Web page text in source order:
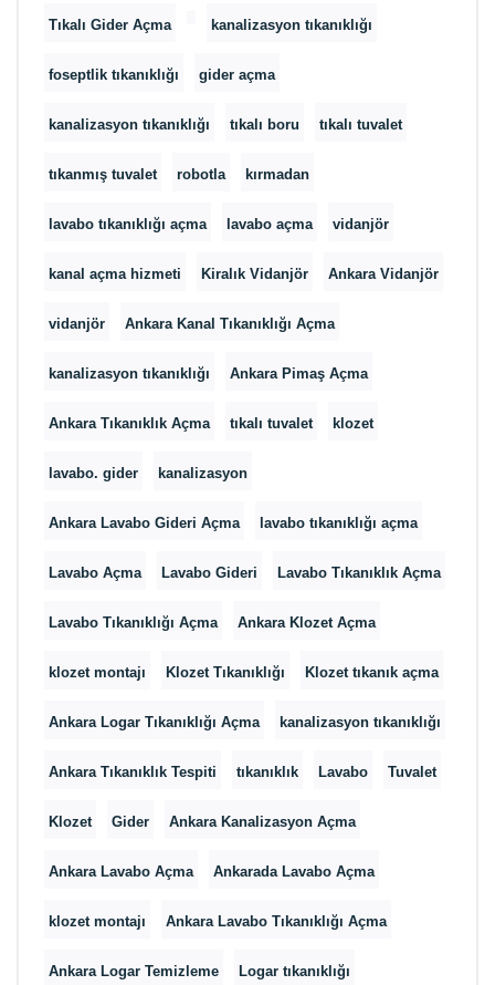
Tıkalı Gider Açma kanalizasyon tıkanıklığı
foseptlik tıkanıklığı gider açma
kanalizasyon tıkanıklığı tıkalı boru tıkalı tuvalet
tıkanmış tuvalet robotla kırmadan
lavabo tıkanıklığı açma lavabo açma vidanjör
kanal açma hizmeti Kiralık Vidanjör Ankara Vidanjör
vidanjör Ankara Kanal Tıkanıklığı Açma
kanalizasyon tıkanıklığı Ankara Pimaş Açma
Ankara Tıkanıklık Açma tıkalı tuvalet klozet
lavabo. gider kanalizasyon
Ankara Lavabo Gideri Açma lavabo tıkanıklığı açma
Lavabo Açma Lavabo Gideri Lavabo Tıkanıklık Açma
Lavabo Tıkanıklığı Açma Ankara Klozet Açma
klozet montajı Klozet Tıkanıklığı Klozet tıkanık açma
Ankara Logar Tıkanıklığı Açma kanalizasyon tıkanıklığı
Ankara Tıkanıklık Tespiti tıkanıklık Lavabo Tuvalet
Klozet Gider Ankara Kanalizasyon Açma
Ankara Lavabo Açma Ankarada Lavabo Açma
klozet montajı Ankara Lavabo Tıkanıklığı Açma
Ankara Logar Temizleme Logar tıkanıklığı